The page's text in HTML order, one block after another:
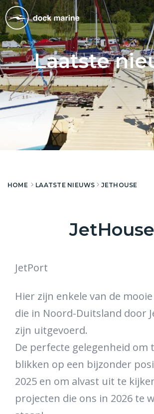
Laatste
HOME LAATSTE NIEUWS JETHOUSE
JetHouse
JetPort
Hier zijn enkele van de
die in Noord-Duitsland door
zijn uitgevoerd.
De perfecte gelegenheid om
blikken op een bijzonder
2025 en om alvast uit te
projecten die ons in 2026 te